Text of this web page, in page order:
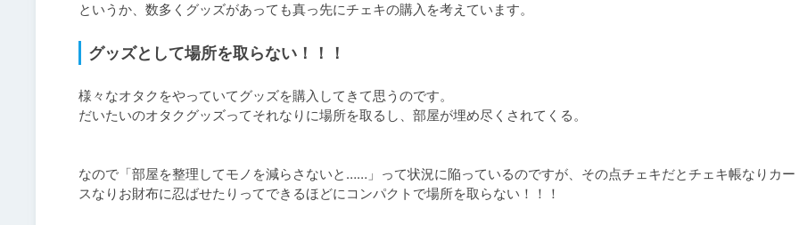
というか、数多くグッズがあっても真っ先にチェキの購入を考えています。
グッズとして場所を取らない！！！
様々なオタクをやっていてグッズを購入してきて思うのです。
だいたいのオタクグッズってそれなりに場所を取るし、部屋が埋め尽くされてくる。
なので「部屋を整理してモノを減らさないと……」って状況に陥っているのですが、その点チェキだとチェキ帳なりカー
スなりお財布に忍ばせたりってできるほどにコンパクトで場所を取らない！！！